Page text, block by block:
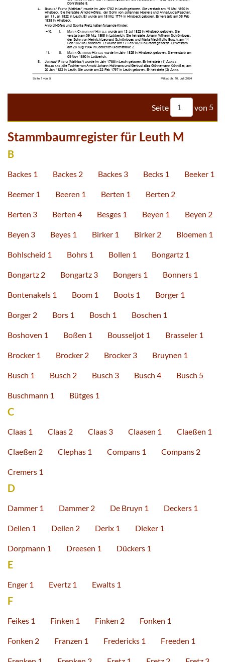

      




     





     



       
 

  


Seite von 5
Stammbaumregister für Leuth M
B
Backes 1 Backes 2 Backes 3 Becks 1 Beeker 1
Beemer 1 Beeren 1 Berten 1 Berten 2
Berten 3 Berten 4 Besges 1 Beyen 1 Beyen 2
Beyen 3 Beyes 1 Birker 1 Birker 2 Bloemen 1
Bohlscheid 1 Bohrs 1 Bollen 1 Bongartz 1
Bongartz 2 Bongartz 3 Bongers 1 Bonners 1
Bontenakels 1 Boom 1 Boots 1 Borger 1
Borger 2 Bors 1 Bosch 1 Boschen 1
Boshoven 1 Boßen 1 Bousseljot 1 Brasseler 1
Brocker 1 Brocker 2 Brocker 3 Bruynen 1
Busch 1 Busch 2 Busch 3 Busch 4 Busch 5
Buschmann 1 Bütges 1
C
Claas 1 Claas 2 Claas 3 Claasen 1 Claeßen 1
Claeßen 2 Clephas 1 Compans 1 Compans 2
Cremers 1
D
Dammer 1 Dammer 2 De Bruyn 1 Deckers 1
Dellen 1 Dellen 2 Derix 1 Dieker 1
Dorpmann 1 Dreesen 1 Dückers 1
E
Enger 1 Evertz 1 Ewalts 1
F
Feikes 1 Finken 1 Finken 2 Fonken 1
Fonken 2 Franzen 1 Fredericks 1 Freeden 1